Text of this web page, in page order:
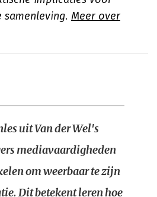
samenleving. Meer over
uit Van der Wel's
mediavaardigheden
om weerbaar te zijn
Dit betekent leren hoe